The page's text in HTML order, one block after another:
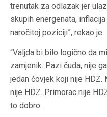
trenutak za odlazak jer
skupih energenata,
naročitoj poziciji”, rekao je.
“Valjda bi bilo logično da
zamjenik. Pazi čuda, nije
jedan čovjek koji nije HDZ.
nije HDZ. Primorac nije
to dobro.